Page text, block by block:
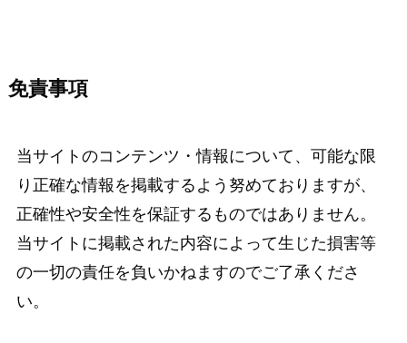
免責事項
当サイトのコンテンツ・情報について、可能な限
り正確な情報を掲載するよう努めておりますが、
正確性や安全性を保証するものではありません。
当サイトに掲載された内容によって生じた損害等
の一切の責任を負いかねますのでご了承くださ
い。